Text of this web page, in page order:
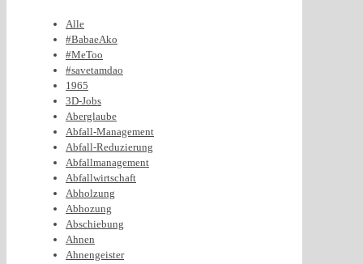
Alle
#BabaeAko
#MeToo
#savetamdao
1965
3D-Jobs
Aberglaube
Abfall-Management
Abfall-Reduzierung
Abfallmanagement
Abfallwirtschaft
Abholzung
Abhozung
Abschiebung
Ahnen
Ahnengeister